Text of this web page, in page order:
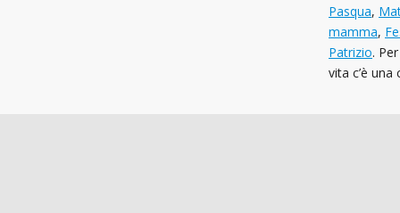
Pasqua,
mamma,
Patrizio.
vita c’è